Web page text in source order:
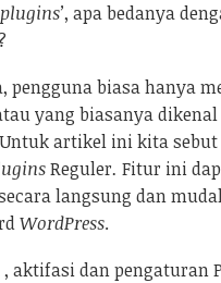
, apa bedanya
pengguna biasa hanya
yang biasanya
Untuk artikel ini kita sebut
Reguler. Fitur ini
langsung dan
WordPress.
aktifasi dan pengaturan